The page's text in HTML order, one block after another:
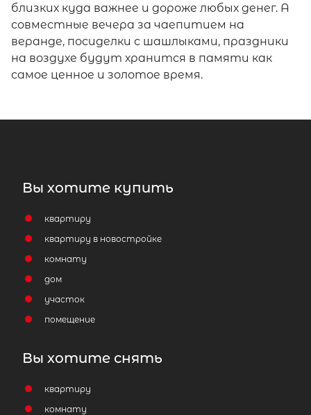
близких куда важнее и дороже любых денег. А
совместные вечера за чаепитием на
веранде, посиделки с шашлыками, праздники
на воздухе будут хранится в памяти как
самое ценное и золотое время.
Вы хотите купить
квартиру
квартиру в новостройке
комнату
дом
участок
помещение
Вы хотите снять
квартиру
комнату